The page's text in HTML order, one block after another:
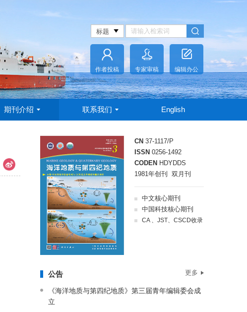
作者投稿 专家审稿 编辑办公
期刊介绍 联系我们 English
CN 37-1117/P
ISSN 0256-1492
CODEN HDYDDS
1981年创刊 双月刊
中文核心期刊
中国科技核心期刊
CA 、JST、CSCD收录
公告 更多
《海洋地质与第四纪地质》第三届青年编辑委会成
立